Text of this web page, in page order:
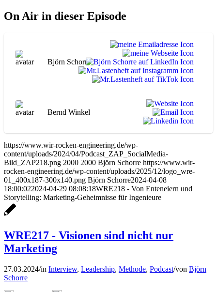
On Air in dieser Episode
Björn Schorre
Bernd Winkel
https://www.wir-rocken-engineering.de/wp-
content/uploads/2024/04/Podcast_ZAP_SocialMedia-
Bild_ZAP218.png 2000 2000 Björn Schorre https://www.wir-
rocken-engineering.de/wp-content/uploads/2025/12/logo_wre-
01_400x187-300x140.png Björn Schorre2024-04-08
18:00:022024-04-29 08:08:18WRE218 - Von Enteneiern und
Storytelling: Marketing-Geheimnisse für Ingenieure
WRE217 - Visionen sind nicht nur
Marketing
27.03.2024/in Interview, Leadership, Methode, Podcast/von Björn
Schorre